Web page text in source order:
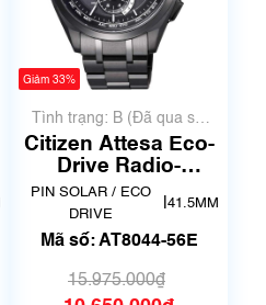
Giảm 33%
Tình trạng: B (Đã qua sử
dụng, hàng đẹp, có chút
xước dăm)
Citizen Attesa Eco-
Drive Radio-
Controlled AT8044-
56E
PIN SOLAR / ECO
DRIVE
41.5MM
Mã số: AT8044-56E
15.975.000₫